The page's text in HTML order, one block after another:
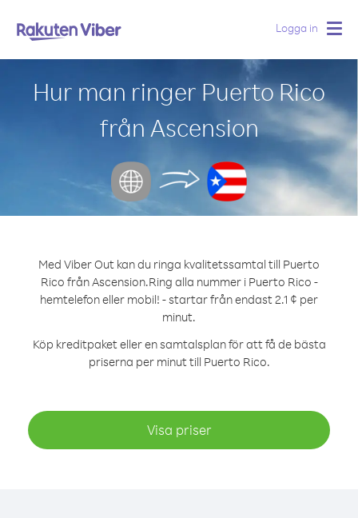
Logga in
Hur man ringer Puerto Rico
från Ascension
Med Viber Out kan du ringa kvalitetssamtal till Puerto
Rico från Ascension.Ring alla nummer i Puerto Rico -
hemtelefon eller mobil! - startar från endast 2.1 ¢ per
minut.
Köp kreditpaket eller en samtalsplan för att få de bästa
priserna per minut till Puerto Rico.
Visa priser